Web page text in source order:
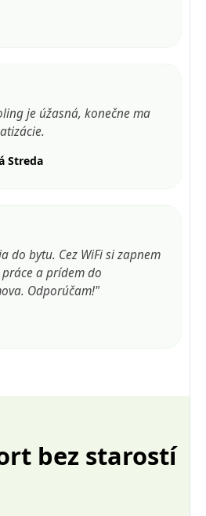
je úžasná, konečne ma
Streda
do bytu. Cez WiFi si zapnem
a prídem do
Odporúčam!"
bez starostí